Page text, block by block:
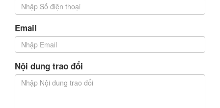
Email
Nội dung trao đổi